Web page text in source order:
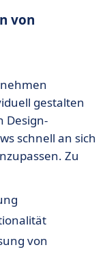
von
gestalten
Design-
schnell an sich
Zu
von